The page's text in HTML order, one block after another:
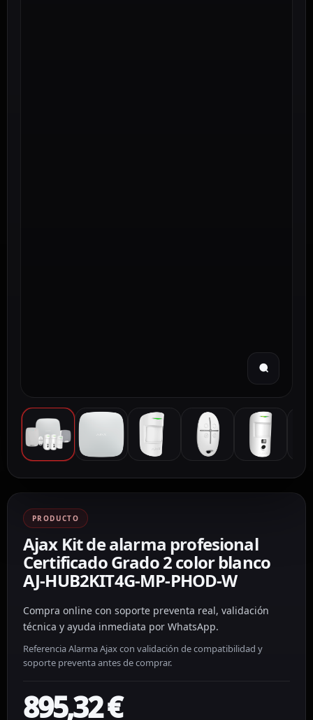
PRODUCTO
Ajax Kit de alarma profesional
Certificado Grado 2 color blanco
AJ-HUB2KIT4G-MP-PHOD-W
Compra online con soporte preventa real, validación
técnica y ayuda inmediata por WhatsApp.
Referencia Alarma Ajax con validación de compatibilidad y
soporte preventa antes de comprar.
895,32€